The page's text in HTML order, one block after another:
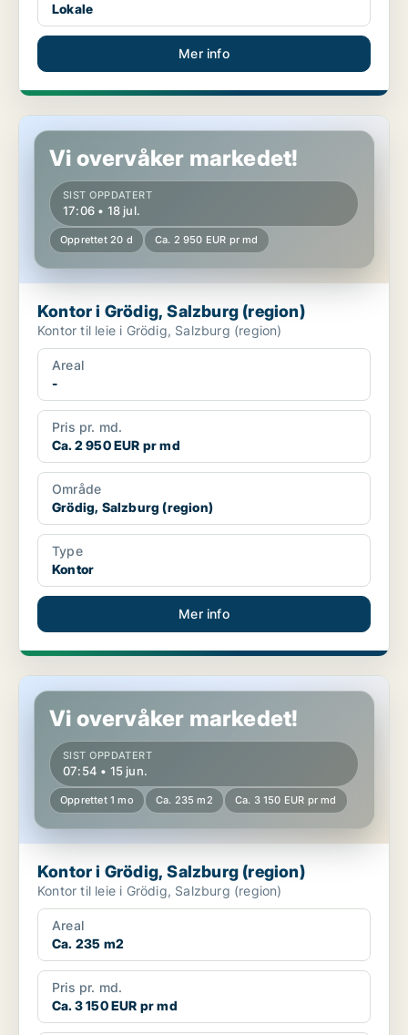
Lokale
Mer info
Kontor i Grödig, Salzburg (region)
Vi overvåker markedet!
SIST OPPDATERT
17:06 • 18 jul.
Opprettet 20 d Ca. 2 950 EUR pr md
Kontor i Grödig, Salzburg (region)
Kontor til leie i Grödig, Salzburg (region)
Areal
-
Pris pr. md.
Ca. 2 950 EUR pr md
Område
Grödig, Salzburg (region)
Type
Kontor
Mer info
Kontor i Grödig, Salzburg (region)
Vi overvåker markedet!
SIST OPPDATERT
07:54 • 15 jun.
Opprettet 1 mo Ca. 235 m2 Ca. 3 150 EUR pr md
Kontor i Grödig, Salzburg (region)
Kontor til leie i Grödig, Salzburg (region)
Areal
Ca. 235 m2
Pris pr. md.
Ca. 3 150 EUR pr md